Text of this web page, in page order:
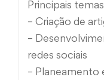
Principais
– Criação de
–
redes sociais
– Planeamento